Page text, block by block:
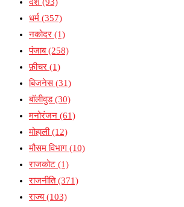
धर्म (357)
नकोदर (1)
पंजाब(258)
फ़ीचर (1)
बिजनेस(31)
बॉलीवुड(30)
मनोरंजन (61)
मोहाली(12)
मौसम विभाग (10)
राजकोट (1)
राजनीति(371)
राज्य(103)